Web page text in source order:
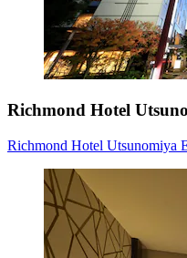
Richmond Hotel
Richmond Hotel Utsunomiya